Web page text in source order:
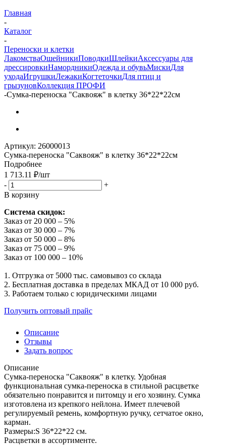
Главная
-
Каталог
-
Переноски и клетки
ЛакомстваОшейникиПоводкиШлейкиАксессуары для
дрессировкиНамордникиОдежда и обувьМискиДля
уходаИгрушкиЛежакиКогтеточкиДля птиц и
грызуновКоллекция ПРОФИ
-Сумка-переноска "Саквояж" в клетку 36*22*22см
Артикул: 26000013
Сумка-переноска "Саквояж" в клетку 36*22*22см
Подробнее
1 713.11 ₽/шт
-
+
В корзину
Система скидок:
Заказ от 20 000 – 5%
Заказ от 30 000 – 7%
Заказ от 50 000 – 8%
Заказ от 75 000 – 9%
Заказ от 100 000 – 10%
1. Отгрузка от 5000 тыс. самовывоз со склада
2. Бесплатная доставка в пределах МКАД от 10 000 руб.
3. Работаем только с юридическими лицами
Получить оптовый прайс
Описание
Отзывы
Задать вопрос
Описание
Сумка-переноска "Саквояж" в клетку. Удобная
функциональная сумка-переноска в стильной расцветке
обязательно понравится и питомцу и его хозяину. Сумка
изготовлена из крепкого нейлона. Имеет плечевой
регулируемый ремень, комфортную ручку, сетчатое окно,
карман.
Размеры:S 36*22*22 см.
Расцветки в ассортименте.